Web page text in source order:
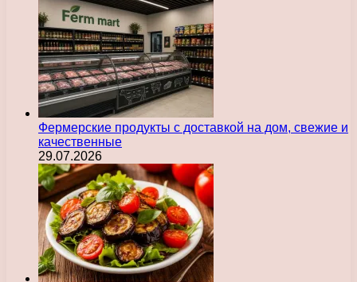
Фермерские продукты с доставкой на дом, свежие и
качественные
29.07.2026